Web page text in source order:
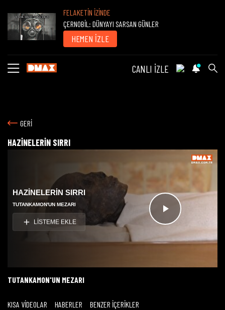
FELAKETİN İZİNDE
ÇERNOBİL: DÜNYAYI SARSAN GÜNLER
HEMEN İZLE
CANLI İZLE
GERİ
HAZİNELERİN SIRRI
Videoyu
HAZİNELERİN SIRRI
TUTANKAMON'UN MEZARI
LİSTEME EKLE
TUTANKAMON'UN MEZARI
KISA VİDEOLAR HABERLER BENZER İÇERİKLER